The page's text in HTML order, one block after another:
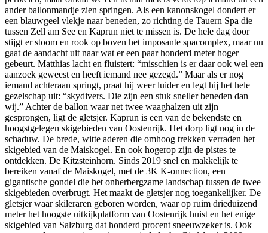
ander ballonmandje zien springen. Als een kanonskogel dondert er
een blauwgeel vlekje naar beneden, zo richting de Tauern Spa die
tussen Zell am See en Kaprun niet te missen is. De hele dag door
stijgt er stoom en rook op boven het imposante spacomplex, maar nu
gaat de aandacht uit naar wat er een paar honderd meter hoger
gebeurt. Matthias lacht en fluistert: “misschien is er daar ook wel een
aanzoek geweest en heeft iemand nee gezegd.” Maar als er nog
iemand achteraan springt, praat hij weer luider en legt hij het hele
gezelschap uit: “skydivers. Die zijn een stuk sneller beneden dan
wij.” Achter de ballon waar net twee waaghalzen uit zijn
gesprongen, ligt de gletsjer. Kaprun is een van de bekendste en
hoogstgelegen skigebieden van Oostenrijk. Het dorp ligt nog in de
schaduw. De brede, witte aderen die omhoog trekken verraden het
skigebied van de Maiskogel. En ook hogerop zijn de pistes te
ontdekken. De Kitzsteinhorn. Sinds 2019 snel en makkelijk te
bereiken vanaf de Maiskogel, met de 3K K-onnection, een
gigantische gondel die het onherbergzame landschap tussen de twee
skigebieden overbrugt. Het maakt de gletsjer nog toegankelijker. De
gletsjer waar skileraren geboren worden, waar op ruim drieduizend
meter het hoogste uitkijkplatform van Oostenrijk huist en het enige
skigebied van Salzburg dat honderd procent sneeuwzeker is. Ook